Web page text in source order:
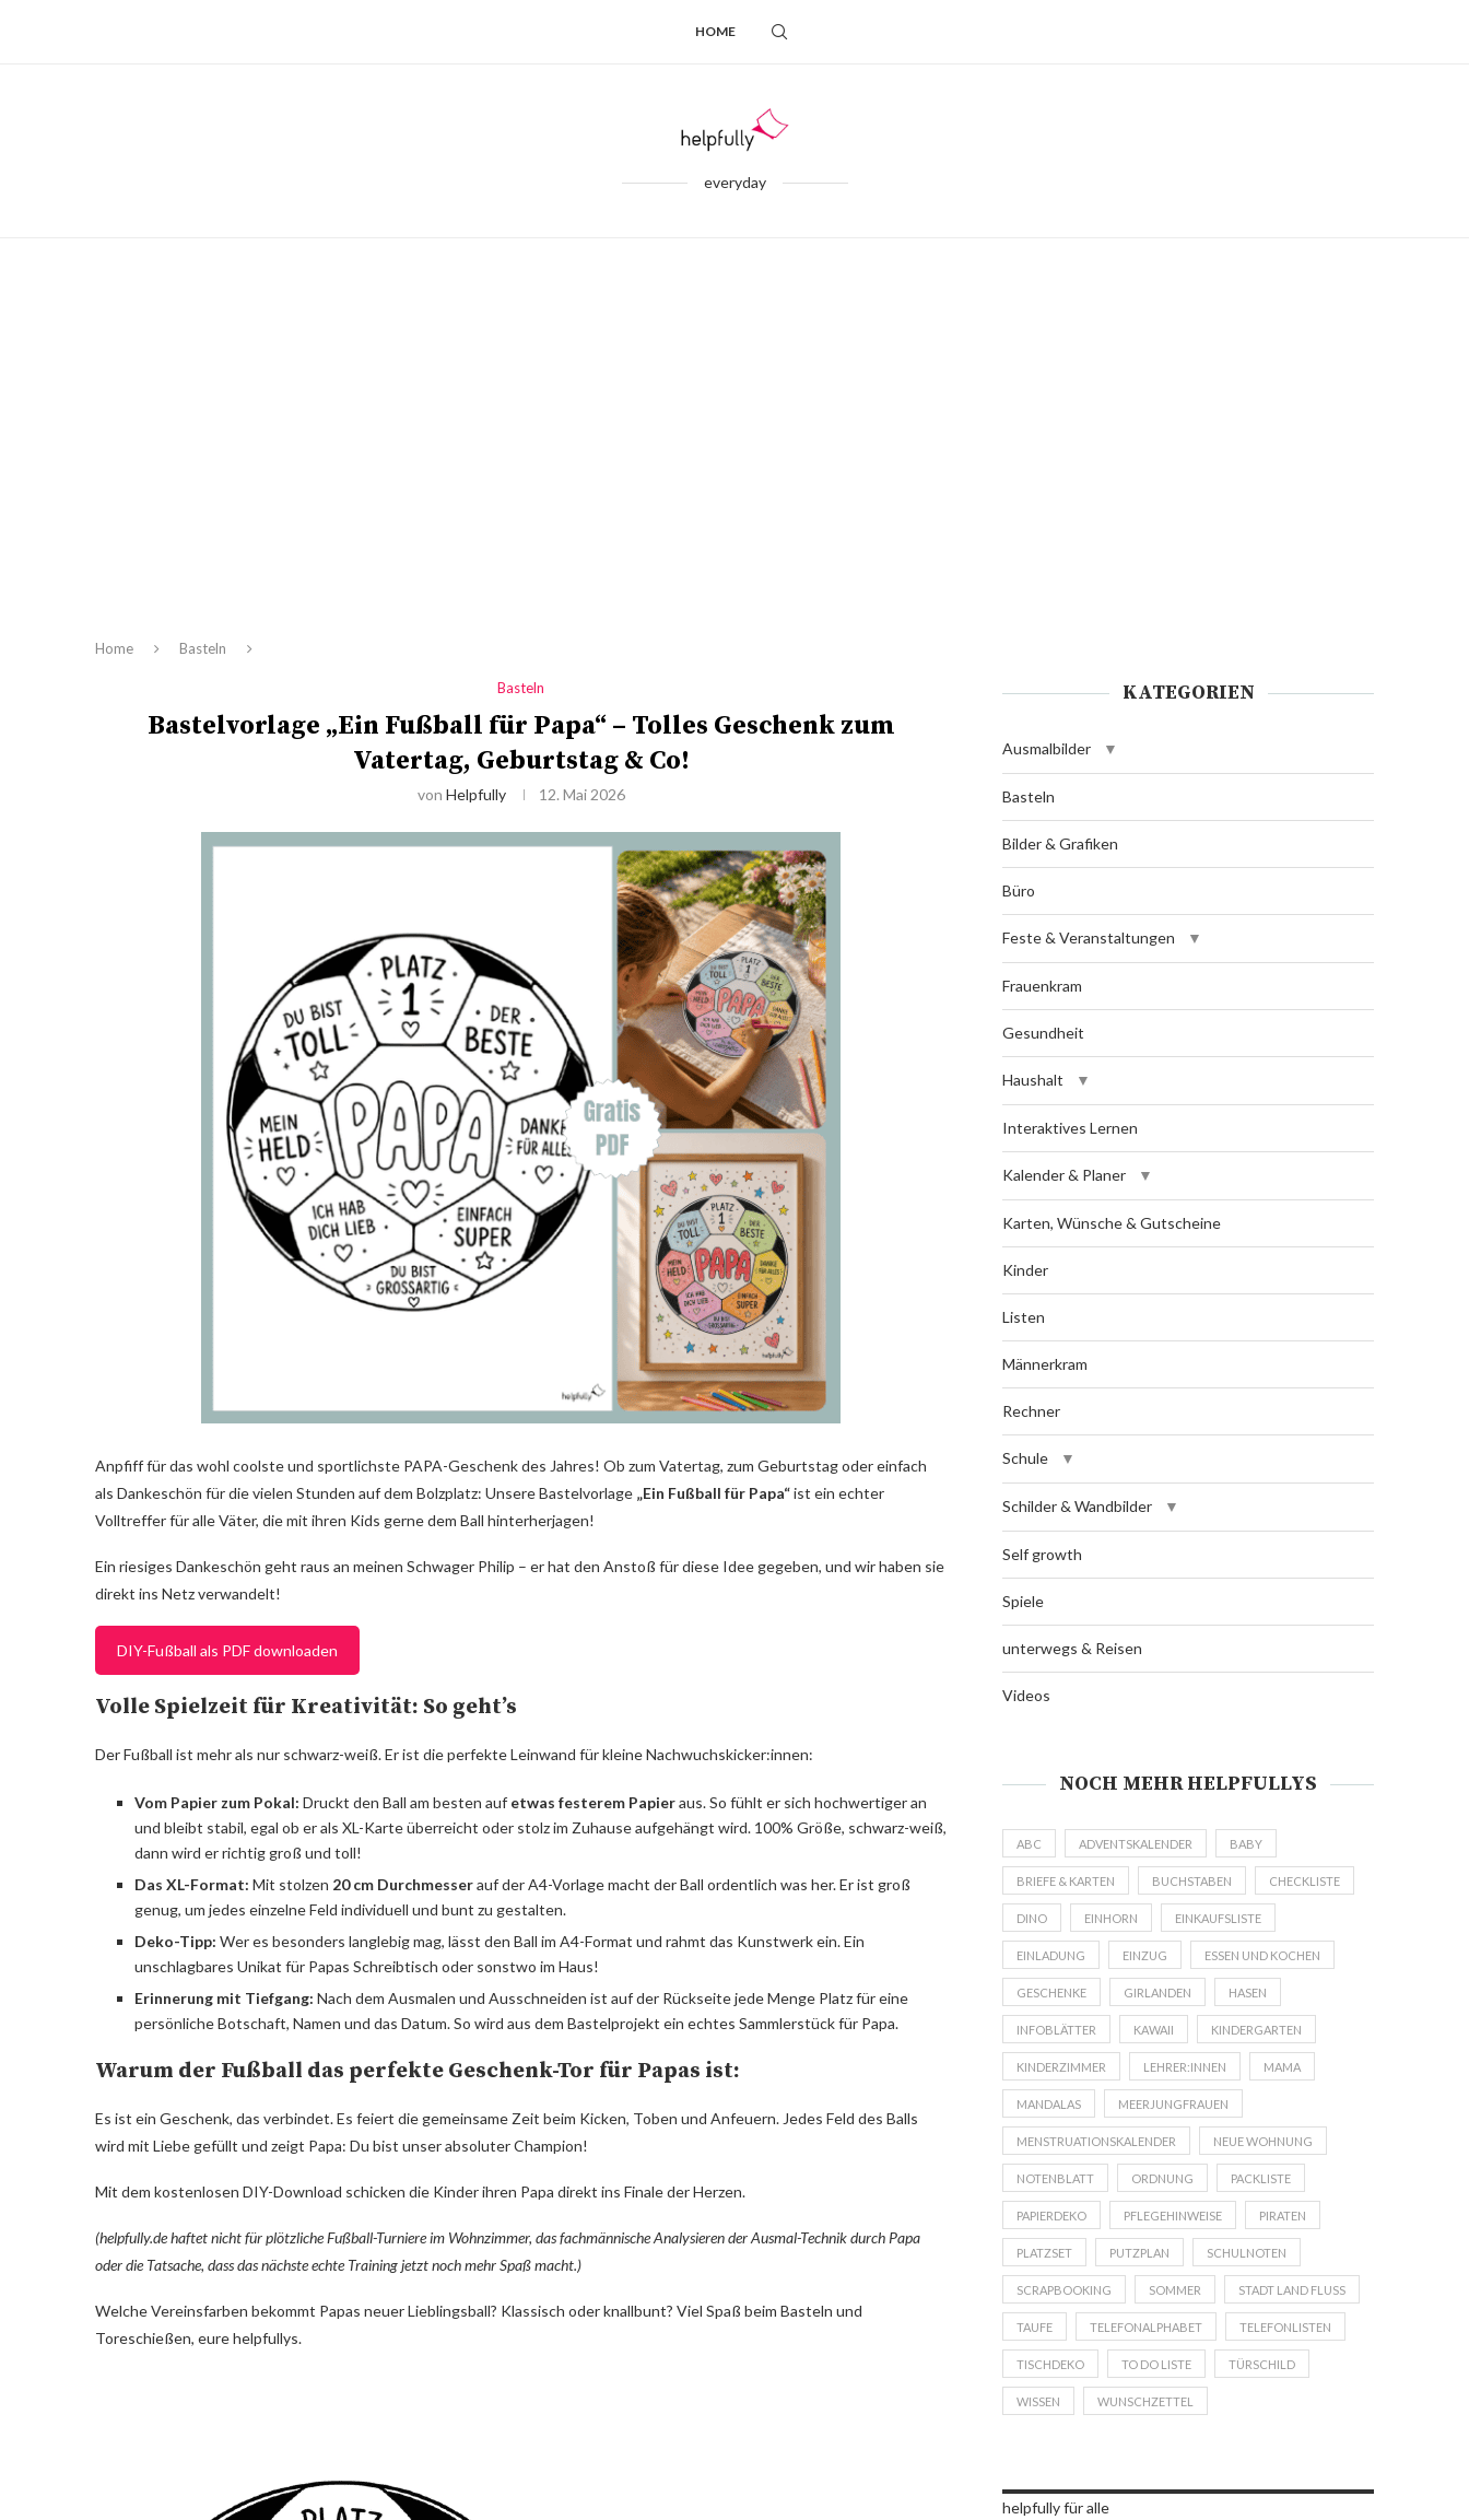
HOME
everyday
Home Basteln
Basteln
Bastelvorlage „Ein Fußball für Papa“ – Tolles Geschenk zum
Vatertag, Geburtstag & Co!
von Helpfully 12. Mai 2026
Anpfiff für das wohl coolste und sportlichste PAPA-Geschenk des Jahres! Ob zum Vatertag, zum Geburtstag oder einfach
als Dankeschön für die vielen Stunden auf dem Bolzplatz: Unsere Bastelvorlage „Ein Fußball für Papa“ist ein echter
Volltreffer für alle Väter, die mit ihren Kids gerne dem Ball hinterherjagen!
Ein riesiges Dankeschön geht raus an meinen Schwager Philip – er hat den Anstoß für diese Idee gegeben, und wir haben sie
direkt ins Netz verwandelt!
DIY-Fußball als PDF downloaden
Volle Spielzeit für Kreativität: So geht’s
Der Fußball ist mehr als nur schwarz-weiß. Er ist die perfekte Leinwand für kleine Nachwuchskicker:innen:
Vom Papier zum Pokal: Druckt den Ball am besten auf etwas festerem Papieraus. So fühlt er sich hochwertiger an
und bleibt stabil, egal ob er als XL-Karte überreicht oder stolz im Zuhause aufgehängt wird. 100% Größe, schwarz-weiß,
dann wird er richtig groß und toll!
Das XL-Format: Mit stolzen 20 cm Durchmesserauf der A4-Vorlage macht der Ball ordentlich was her. Er ist groß
genug, um jedes einzelne Feld individuell und bunt zu gestalten.
Deko-Tipp: Wer es besonders langlebig mag, lässt den Ball im A4-Format und rahmt das Kunstwerk ein. Ein
unschlagbares Unikat für Papas Schreibtisch oder sonstwo im Haus!
Erinnerung mit Tiefgang: Nach dem Ausmalen und Ausschneiden ist auf der Rückseite jede Menge Platz für eine
persönliche Botschaft, Namen und das Datum. So wird aus dem Bastelprojekt ein echtes Sammlerstück für Papa.
Warum der Fußball das perfekte Geschenk-Tor für Papas ist:
Es ist ein Geschenk, das verbindet. Es feiert die gemeinsame Zeit beim Kicken, Toben und Anfeuern. Jedes Feld des Balls
wird mit Liebe gefüllt und zeigt Papa: Du bist unser absoluter Champion!
Mit dem kostenlosen DIY-Download schicken die Kinder ihren Papa direkt ins Finale der Herzen.
(helpfully.de haftet nicht für plötzliche Fußball-Turniere im Wohnzimmer, das fachmännische Analysieren der Ausmal-Technik durch Papa
oder die Tatsache, dass das nächste echte Training jetzt noch mehr Spaß macht.)
Welche Vereinsfarben bekommt Papas neuer Lieblingsball? Klassisch oder knallbunt? Viel Spaß beim Basteln und
Toreschießen, eure helpfullys.
KATEGORIEN
Ausmalbilder
Basteln
Bilder & Grafiken
Büro
Feste & Veranstaltungen
Frauenkram
Gesundheit
Haushalt
Interaktives Lernen
Kalender & Planer
Karten, Wünsche & Gutscheine
Kinder
Listen
Männerkram
Rechner
Schule
Schilder & Wandbilder
Self growth
Spiele
unterwegs & Reisen
Videos
NOCH MEHR HELPFULLYS
ABC ADVENTSKALENDER BABY
BRIEFE & KARTEN BUCHSTABEN CHECKLISTE
DINO EINHORN EINKAUFSLISTE
EINLADUNG EINZUG ESSEN UND KOCHEN
GESCHENKE GIRLANDEN HASEN
INFOBLÄTTER KAWAII KINDERGARTEN
KINDERZIMMER LEHRER:INNEN MAMA
MANDALAS MEERJUNGFRAUEN
MENSTRUATIONSKALENDER NEUE WOHNUNG
NOTENBLATT ORDNUNG PACKLISTE
PAPIERDEKO PFLEGEHINWEISE PIRATEN
PLATZSET PUTZPLAN SCHULNOTEN
SCRAPBOOKING SOMMER STADT LAND FLUSS
TAUFE TELEFONALPHABET TELEFONLISTEN
TISCHDEKO TO DO LISTE TÜRSCHILD
WISSEN WUNSCHZETTEL
helpfully für alle